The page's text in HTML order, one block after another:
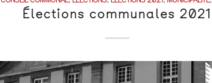
Élections communales 2021